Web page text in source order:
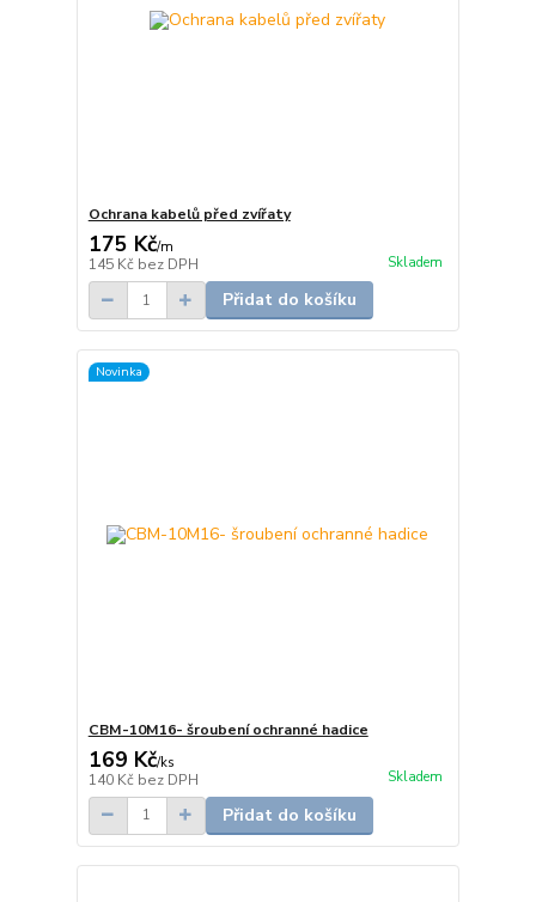
Ochrana kabelů před zvířaty
175 Kč/m
145 Kč bez DPH Skladem
Přidat do košíku
Novinka
CBM-10M16- šroubení ochranné hadice
169 Kč/ks
140 Kč bez DPH Skladem
Přidat do košíku